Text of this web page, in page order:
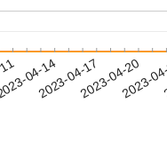
04-14
2023-04-172023-04-20
2023-